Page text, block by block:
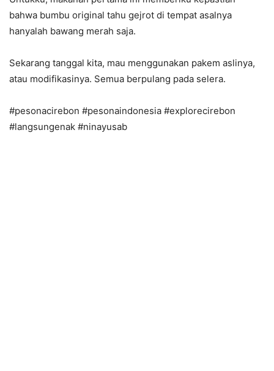
bahwa bumbu original tahu gejrot di tempat asalnya
hanyalah bawang merah saja.
Sekarang tanggal kita, mau menggunakan pakem aslinya,
atau modifikasinya. Semua berpulang pada selera.
#pesonacirebon #pesonaindonesia #explorecirebon
#langsungenak #ninayusab